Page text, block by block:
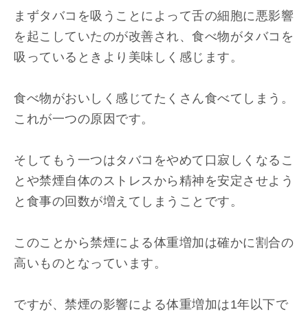
まずタバコを吸うことによって舌の細胞に悪影響
を起こしていたのが改善され、食べ物がタバコを
吸っているときより美味しく感じます。
食べ物がおいしく感じてたくさん食べてしまう。
これが一つの原因です。
そしてもう一つはタバコをやめて口寂しくなるこ
とや禁煙自体のストレスから精神を安定させよう
と食事の回数が増えてしまうことです。
このことから禁煙による体重増加は確かに割合の
高いものとなっています。
ですが、禁煙の影響による体重増加は1年以下で